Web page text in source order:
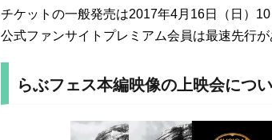
チケットの一般発売は2017年4月16日（日）10
公式ファンサイトプレミアム会員は最速先行
らぶフェス本編映像の上映会につ